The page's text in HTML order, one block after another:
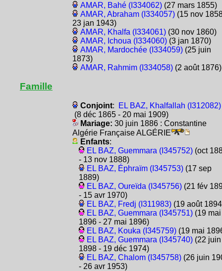
AMAR, Bahé (I334062)(27 mars 1855)
AMAR, Abraham (I334057)(15 nov
23 jan 1943)
AMAR, Khalfa (I334061)(30 nov 1860)
AMAR, Ichoua (I334060)(3 jan 1870)
AMAR, Mardochée (I334059)(25 juin
1873)
AMAR, Rahmim (I334058)(2 août 1876)
Famille
Conjoint:
EL BAZ, Khalfallah (I312082)
(8 déc 1865 - 20 mai 1909)
Mariage: 30 juin 1886 : Constantine
Algérie Française ALGÉRIE
Enfants:
EL BAZ, Guemmara (I345752)(oct
- 13 nov 1888)
EL BAZ, Éphraïm (I345753)(17 sep
1889)
EL BAZ, Oureïda (I345756)(21 fév
- 15 avr 1970)
EL BAZ, Fredj (I311983)(19 août
EL BAZ, Guemmara (I345751)(19 mai
1896 - 27 mai 1896)
EL BAZ, Kouka (I345759)(19 mai
EL BAZ, Guemmara (I345740)(22 juin
1898 - 19 déc 1974)
EL BAZ, Chalom (I345758)(26 juin
- 26 avr 1953)